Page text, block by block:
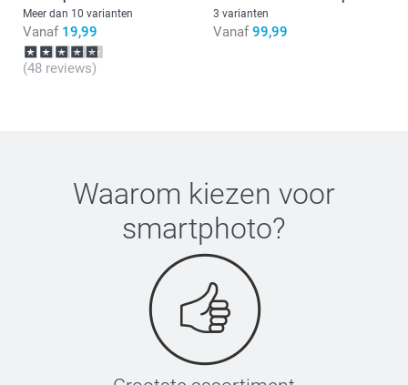
(handleiding)
Meer dan 10 varianten
Vanaf 19,99
(48 reviews)
3 varianten
Vanaf 99,99
Waarom kiezen voor
smartphoto?